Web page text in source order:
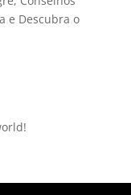
e Descubra o